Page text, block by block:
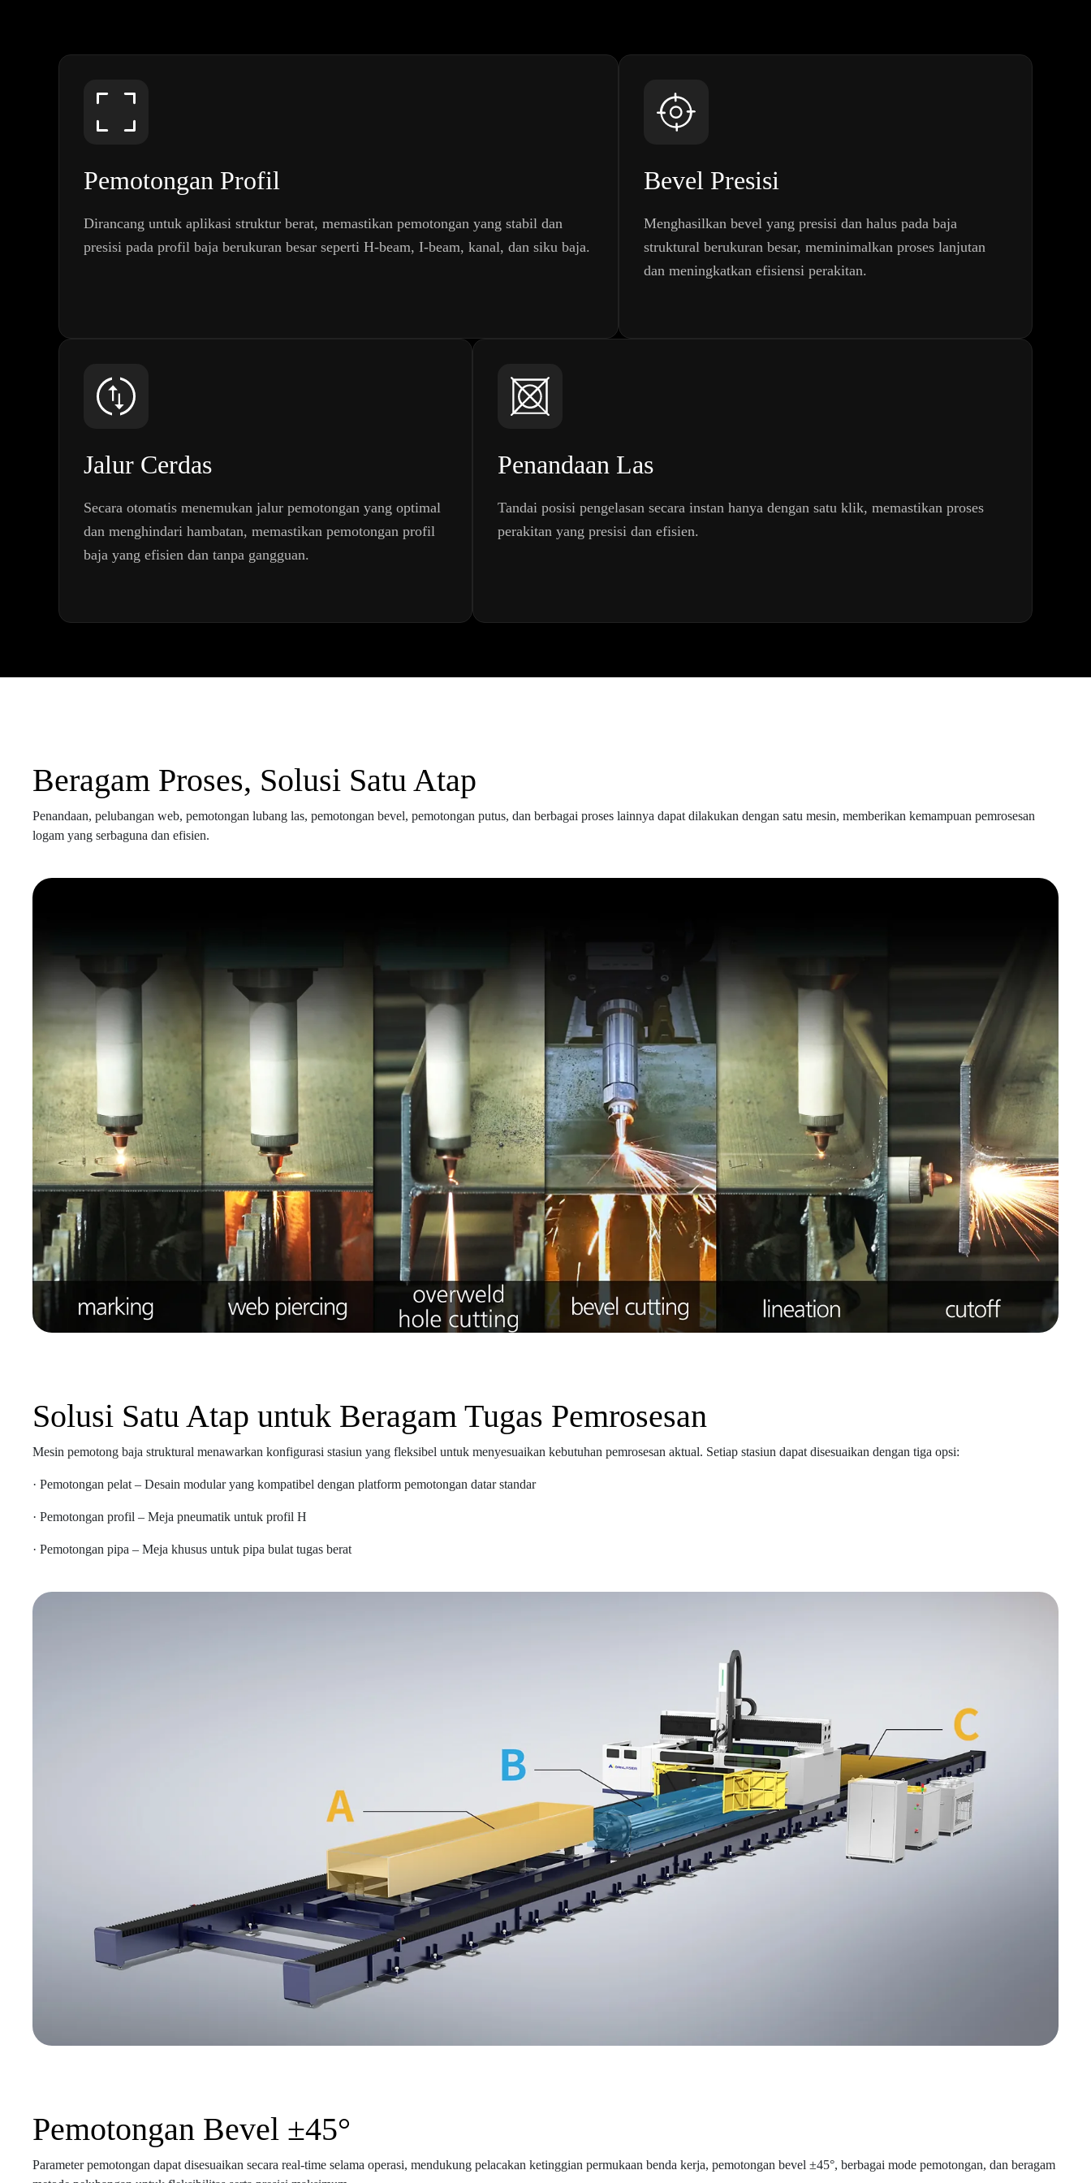
Pemotongan Profil
Dirancang untuk aplikasi struktur berat, memastikan pemotongan yang stabil dan
presisi pada profil baja berukuran besar seperti H-beam, I-beam, kanal, dan siku baja.
Bevel Presisi
Menghasilkan bevel yang presisi dan halus pada baja
struktural berukuran besar, meminimalkan proses lanjutan
dan meningkatkan efisiensi perakitan.
Jalur Cerdas
Secara otomatis menemukan jalur pemotongan yang optimal
dan menghindari hambatan, memastikan pemotongan profil
baja yang efisien dan tanpa gangguan.
Penandaan Las
Tandai posisi pengelasan secara instan hanya dengan satu klik, memastikan proses
perakitan yang presisi dan efisien.
Beragam Proses, Solusi Satu Atap
Penandaan, pelubangan web, pemotongan lubang las, pemotongan bevel, pemotongan putus, dan berbagai proses lainnya dapat dilakukan dengan satu mesin, memberikan kemampuan pemrosesan
logam yang serbaguna dan efisien.
Solusi Satu Atap untuk Beragam Tugas Pemrosesan
Mesin pemotong baja struktural menawarkan konfigurasi stasiun yang fleksibel untuk menyesuaikan kebutuhan pemrosesan aktual. Setiap stasiun dapat disesuaikan dengan tiga opsi:
· Pemotongan pelat – Desain modular yang kompatibel dengan platform pemotongan datar standar
· Pemotongan profil – Meja pneumatik untuk profil H
· Pemotongan pipa – Meja khusus untuk pipa bulat tugas berat
Pemotongan Bevel ±45°
Parameter pemotongan dapat disesuaikan secara real-time selama operasi, mendukung pelacakan ketinggian permukaan benda kerja, pemotongan bevel ±45°, berbagai mode pemotongan, dan beragam